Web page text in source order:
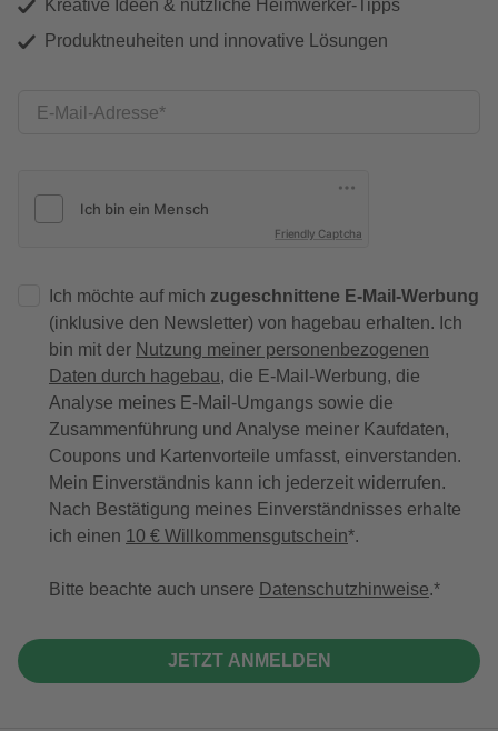
Kreative Ideen & nützliche Heimwerker-Tipps
Produktneuheiten und innovative Lösungen
E-Mail-Adresse
Friendly Captcha
Ich möchte auf mich zugeschnittene E-Mail-Werbung
(inklusive den Newsletter) von hagebau erhalten. Ich
bin mit der Nutzung meiner personenbezogenen
Daten durch hagebau, die E-Mail-Werbung, die
Analyse meines E-Mail-Umgangs sowie die
Zusammenführung und Analyse meiner Kaufdaten,
Coupons und Kartenvorteile umfasst, einverstanden.
Mein Einverständnis kann ich jederzeit widerrufen.
Nach Bestätigung meines Einverständnisses erhalte
ich einen 10 € Willkommensgutschein*.
Bitte beachte auch unsere Datenschutzhinweise.
JETZT ANMELDEN